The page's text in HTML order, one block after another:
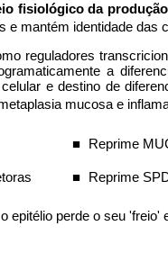
fisiológico da
e mantém identidade das
reguladores
a
e destino de
mucosa e
■ Reprime
■ Reprime
epitélio perde o seu 'freio'